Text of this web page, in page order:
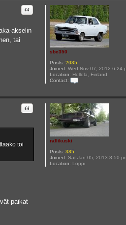
3
5
0
sbc350
Posts: 2035
Joined: Wed Nov 07, 2012 6:24
Location: Hollola, Finland
Contact:
n
t
a
c
t
s
0
Quote
akselin
tai
rallikuski
Posts: 385
Joined: Sat Jan 05, 2013 8:50
Location: Loppi
Quote
toi
paikat